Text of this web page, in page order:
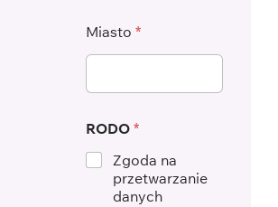
Miasto *
RODO *
Zgoda na
przetwarzanie
danych